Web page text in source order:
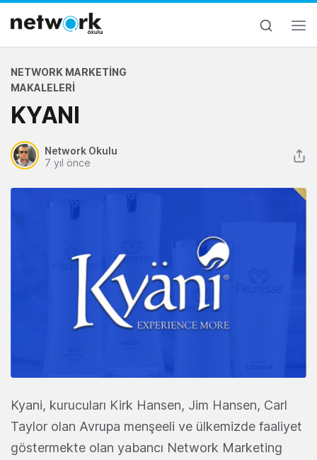
NETWORK MARKETING
MAKALELERI
KYANI
Network Okulu
7 yıl önce
Kyani, kurucuları Kirk Hansen, Jim Hansen, Carl
Taylor olan Avrupa menşeeli ve ülkemizde faaliyet
göstermekte olan yabancı Network Marketing